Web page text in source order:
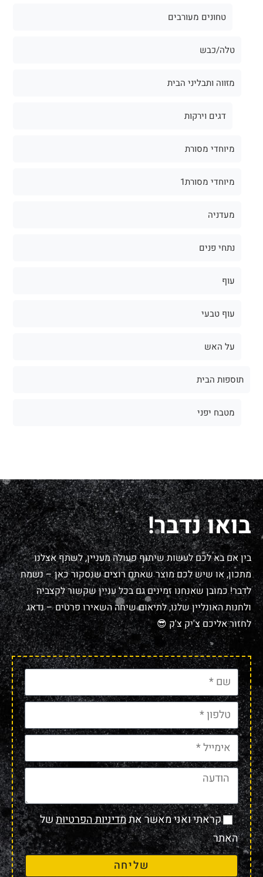
טחונים מעורבים
טלה/כבש
מזווה ותבליני הבית
דגים וירקות
מיוחדי מסורת
מיוחדי מסורת1
מעדניה
נתחי פנים
עוף
עוף טבעי
על האש
תוספות הבית
מטבח יפני
בואו נדבר!
בין אם בא לכם לעשות שיתוף פעולה מעניין, לשתף אצלנו
מתכון, או שיש לכם מוצר שאתם רוצים שנסקור כאן – נשמח
לדבר! כמובן שאנחנו זמינים גם בכל עניין שקשור לקצביה
ולחנות האונליין שלנו, לתיאום שיחה השאירו פרטים – נדאג
לחזור אליכם צ'יק צ'ק 😎
קראתי ואני מאשר אתמדיניות הפרטיותשל
האתר
שליחה